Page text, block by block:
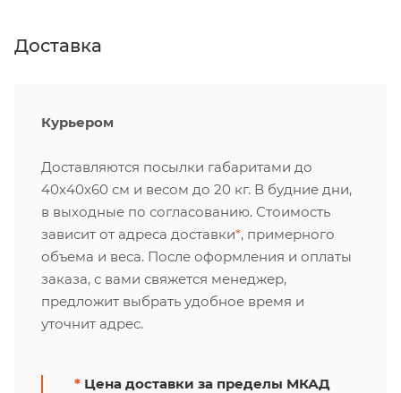
Доставка
Курьером
Доставляются посылки габаритами до
40х40х60 см и весом до 20 кг. В будние дни,
в выходные по согласованию. Стоимость
зависит от адреса доставки*, примерного
объема и веса. После оформления и оплаты
заказа, с вами свяжется менеджер,
предложит выбрать удобное время и
уточнит адрес.
* Цена доставки за пределы МКАД